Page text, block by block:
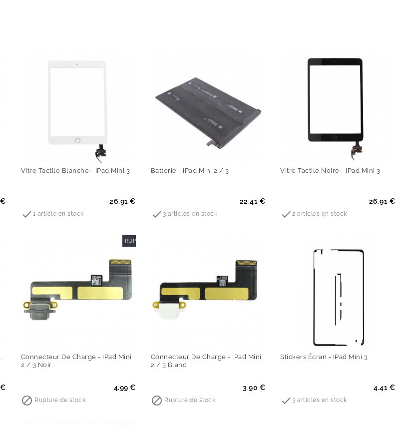
€
Vitre Tactile Blanche - IPad Mini 3
26.91 €
 1 article en stock
Batterie - IPad Mini 2 / 3
22.41 €
 3 articles en stock
Vitre Tactile Noire - IPad Mini 3
26.91 €
2 articles en stock
RUPTURE DE STOCK
Connecteur De Charge - IPad Mini
2 / 3 Noir
4.99 €
 Rupture de stock
Connecteur De Charge - IPad Mini
2 / 3 Blanc
3.90 €
 Rupture de stock
Stickers Écran - IPad Mini 3
4.41 €
3 articles en stock